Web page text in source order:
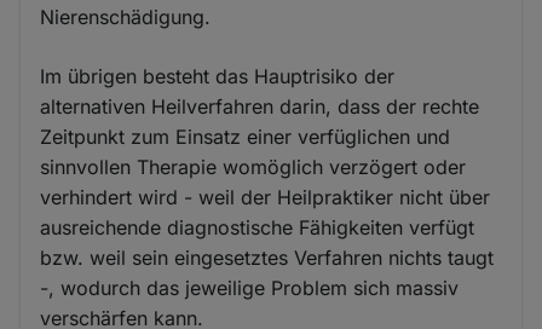
Nierenschädigung.
Im übrigen besteht das Hauptrisiko der
alternativen Heilverfahren darin, dass der rechte
Zeitpunkt zum Einsatz einer verfüglichen und
sinnvollen Therapie womöglich verzögert oder
verhindert wird - weil der Heilpraktiker nicht über
ausreichende diagnostische Fähigkeiten verfügt
bzw. weil sein eingesetztes Verfahren nichts taugt
-, wodurch das jeweilige Problem sich massiv
verschärfen kann.